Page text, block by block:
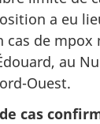
a eu
cas de mpox
au
Ouest.
cas